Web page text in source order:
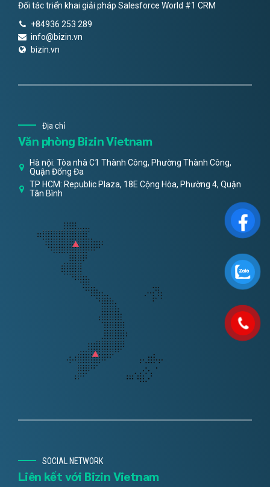
Đối tác triển khai giải pháp Salesforce World #1 CRM
+84936 253 289
info@bizin.vn
bizin.vn
Địa chỉ
Văn phòng Bizin Vietnam
Hà nội: Tòa nhà C1 Thành Công, Phường Thành Công,
Quận Đống Đa
TP HCM: Republic Plaza, 18E Cộng Hòa, Phường 4, Quận
Tân Bình
SOCIAL NETWORK
Liên kết với Bizin Vietnam